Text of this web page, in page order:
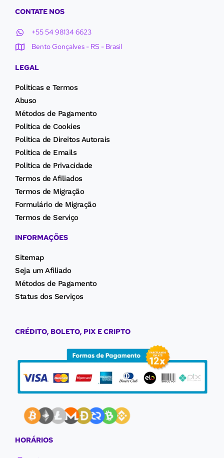
CONTATE NOS
+55 54 98134 6623
Bento Gonçalves - RS - Brasil
LEGAL
Politicas e Termos
Abuso
Métodos de Pagamento
Politica de Cookies
Politica de Direitos Autorais
Politica de Emails
Politica de Privacidade
Termos de Afiliados
Termos de Migração
Formulário de Migração
Termos de Serviço
INFORMAÇÕES
Sitemap
Seja um Afiliado
Métodos de Pagamento
Status dos Serviços
CRÉDITO, BOLETO, PIX E CRIPTO
HORÁRIOS